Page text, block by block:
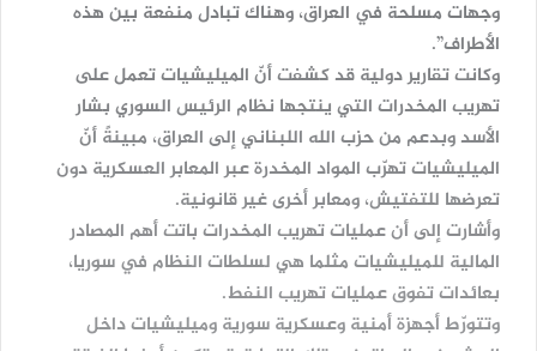
وجهات مسلحة في العراق، وهناك تبادل منفعة بين هذه
الأطراف”.
وكانت تقارير دولية قد كشفت أنّ الميليشيات تعمل على
تهريب المخدرات التي ينتجها نظام الرئيس السوري بشار
الأسد وبدعم من حزب الله اللبناني إلى العراق، مبينةً أنّ
الميليشيات تهرّب المواد المخدرة عبر المعابر العسكرية دون
تعرضها للتفتيش، ومعابر أخرى غير قانونية.
وأشارت إلى أن عمليات تهريب المخدرات باتت أهم المصادر
المالية للميليشيات مثلما هي لسلطات النظام في سوريا،
بعائدات تفوق عمليات تهريب النفط.
وتتورّط أجهزة أمنية وعسكرية سورية وميليشيات داخل